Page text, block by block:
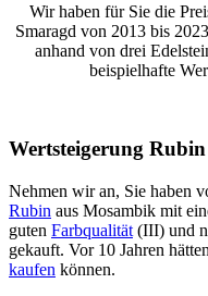
Wir haben für Sie die
Smaragd von 2013 bis
anhand von drei
beispielhafte
Wertsteigerung Rubin
Nehmen wir an, Sie haben
Rubin aus Mosambik mit
guten Farbqualität (III) und
gekauft. Vor 10 Jahren
kaufen können.